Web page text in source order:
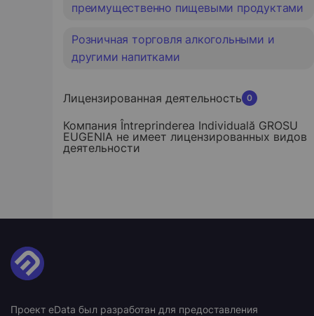
преимущественно пищевыми продуктами
Розничная торговля алкогольными и
другими напитками
Лицензированная деятельность 0
Компания Întreprinderea Individuală GROSU
EUGENIA не имеет лицензированных видов
деятельности
Проект eData был разработан для предоставления